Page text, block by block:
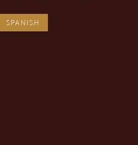
SPANISH